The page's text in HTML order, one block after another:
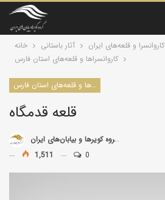
خانه آثار باستانی
کاروانسرا و قلعه‌های ایران
كاروانسراها و قلعه‌های استان فارس
كاروانسراها و قلعه‌های استان فارس
قلعه قدمگاه
توسط گروه کویرها و بیابان‌های ایران
1,511
0